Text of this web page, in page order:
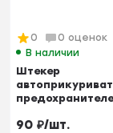
0
0 оценок
В наличии
Штекер
90 ₽/шт.